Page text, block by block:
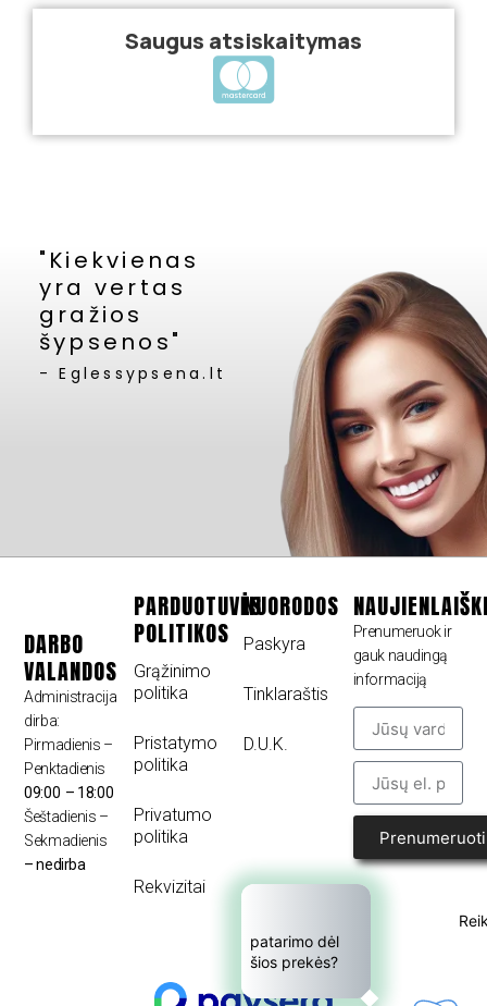
"Kiekvienas
yra vertas
gražios
šypsenos"
- Eglessypsena.lt
DARBO
VALANDOS
Administracija
dirba:
Pirmadienis –
Penktadienis
09:00 – 18:00
Šeštadienis –
Sekmadienis
– nedirba
PARDUOTUVĖS
POLITIKOS
Grąžinimo
politika
Pristatymo
politika
Privatumo
politika
Rekvizitai
NUORODOS
Paskyra
Tinklaraštis
D.U.K.
Prenumeruok ir
gauk naudingą
informaciją
Prenumeruoti
patarimo dėl
šios prekės?